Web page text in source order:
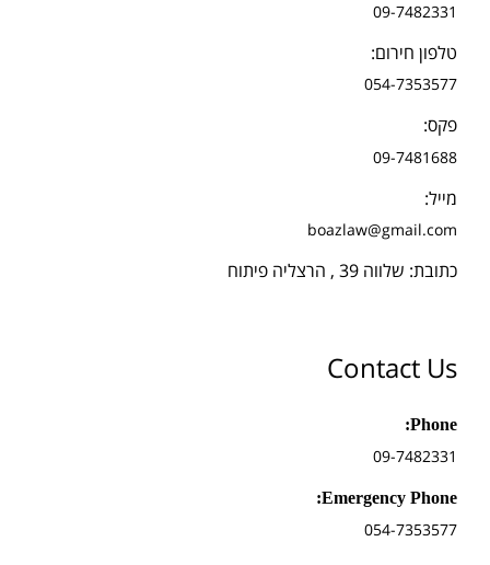
09-7482331
טלפון חירום:
054-7353577
פקס:
09-7481688
מייל:
boazlaw@gmail.com
כתובת: שלווה 39 , הרצליה פיתוח
Contact Us
Phone:
09-7482331
Emergency Phone:
054-7353577